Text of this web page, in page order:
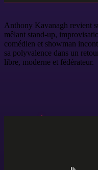
Anthony Kavanagh revient
mêlant stand-up,
comédien et showman
sa polyvalence dans un
libre, moderne et fédérateur.